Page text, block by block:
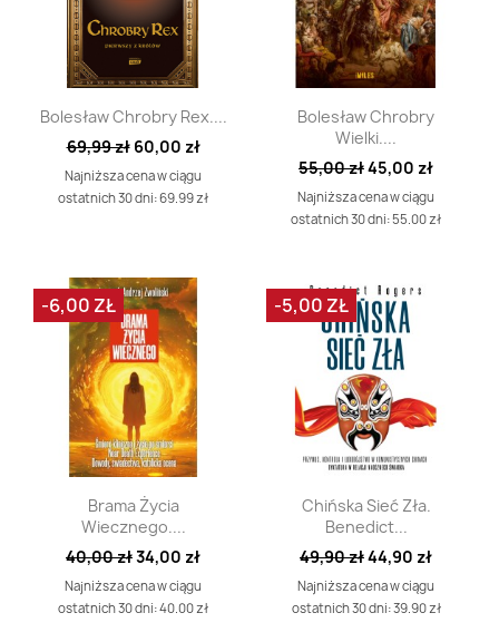
Szybki podgląd
Bolesław Chrobry Rex....
69,99 zł 60,00 zł
Najniższa cena w ciągu
ostatnich 30 dni: 69.99 zł
Szybki podgląd
Bolesław Chrobry
Wielki....
55,00 zł45,00 zł
Najniższa cena w ciągu
ostatnich 30 dni: 55.00 zł
Szybki podgląd
Brama Życia
Wiecznego....
40,00 zł34,00 zł
Najniższa cena w ciągu
ostatnich 30 dni: 40.00 zł
-6,00 ZŁ
Szybki podgląd
Chińska Sieć Zła.
Benedict...
49,90 zł44,90 zł
Najniższa cena w ciągu
ostatnich 30 dni: 39.90 zł
-5,00 ZŁ